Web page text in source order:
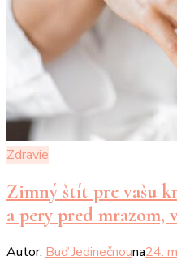
Zdravie
Zimný štít pre vašu
a pery pred mrazom,
Autor: Buď Jedinečnouna24.